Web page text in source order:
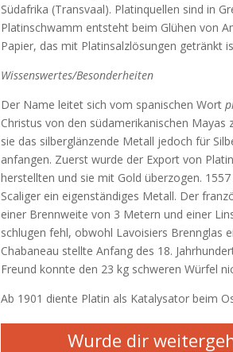
Südafrika (Transvaal). Platinquellen sind in
Platinschwamm entsteht beim Glühen von
Papier, das mit Platinsalzlösungen getränkt
Wissenswertes/Besonderheiten
Der Name leitet sich vom spanischen Wort
Christus von den südamerikanischen
sie das silberglänzende Metall jedoch für
anfangen. Zuerst wurde der Export von
herstellten und sie mit Gold überzogen.
Scaliger ein eigenständiges Metall. Der
einer Brennweite von 3 Metern und einer
schlugen fehl, obwohl Lavoisiers Brennglas
Chabaneau stellte Anfang des 18.
Freund konnte den 23 kg schweren Würfel
Ab 1901 diente Platin als Katalysator beim
Wurde dir